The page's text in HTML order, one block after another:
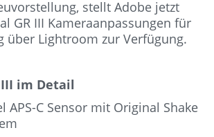
stellt Adobe jetzt
GR III Kameraanpassungen für
über Lightroom zur Verfügung.
III im Detail
APS-C Sensor mit Original Shake